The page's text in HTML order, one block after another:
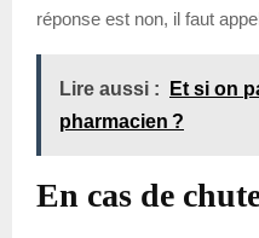
réponse est non, il faut
Lire aussi :
Et si on
pharmacien ?
En cas de